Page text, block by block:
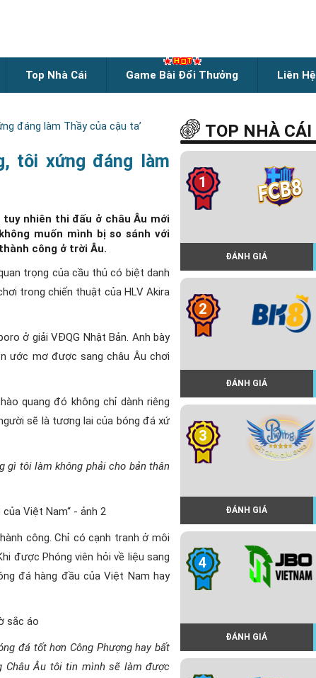
Top Nhà Cái Game Bài Đổi Thưởng Liên Hệ
đáng làm Thầy của cậu ta’
tôi xứng đáng làm
nhiên thi đấu ở châu Âu mới
muốn mình bị so sánh với
công ở trời Âu.
trọng của cầu thủ có biệt danh
trong chiến thuật của HLV Akira
ở giải VĐQG Nhật Bản. Anh bày
ước mơ được sang châu Âu chơi
quang đó không chỉ dành riêng
sẽ là tương lai của bóng đá xứ
gì tôi làm không phải cho bản thân
công. Chỉ có cạnh tranh ở môi
được Phóng viên hỏi về liệu sang
đá hàng đầu của Việt Nam hay
đá tốt hơn Công Phượng hay bất
Châu Âu tôi tin mình sẽ làm được
TOP NHÀ CÁI
1
ĐÁNH GIÁ
2
ĐÁNH GIÁ
3
ĐÁNH GIÁ
4
ĐÁNH GIÁ